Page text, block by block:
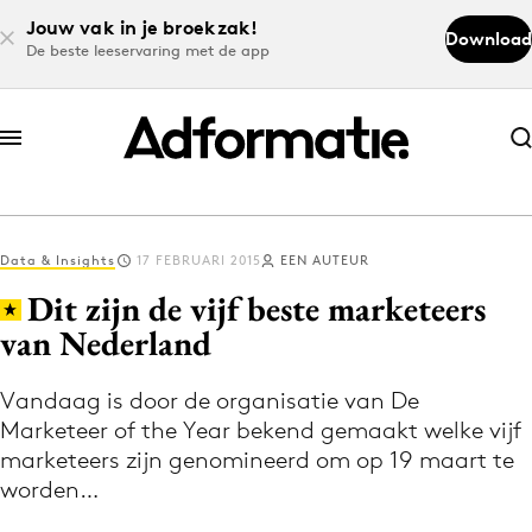
Jouw vak in je broekzak!
De beste leeservaring met de app
Download
Abonneer nu
Abonneer nu
Log in
Volg het laatste nieuws via de Adformatie
Nieuws app
Data & Insights 17 FEBRUARI 2015 EEN AUTEUR
Dit zijn de vijf beste marketeers
van Nederland
Vandaag is door de organisatie van De
Marketeer of the Year bekend gemaakt welke vijf
marketeers zijn genomineerd om op 19 maart te
worden…